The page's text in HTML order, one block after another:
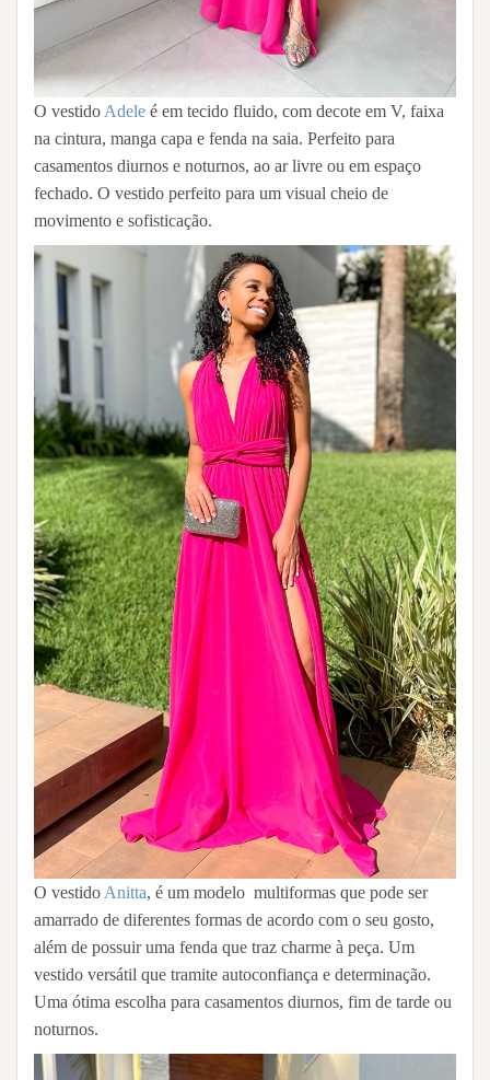
O vestido Adele é em tecido fluido, com decote em V, faixa
na cintura, manga capa e fenda na saia. Perfeito para
casamentos diurnos e noturnos, ao ar livre ou em espaço
fechado. O vestido perfeito para um visual cheio de
movimento e sofisticação.
O vestido Anitta, é um modelo multiformas que pode ser
amarrado de diferentes formas de acordo com o seu gosto,
além de possuir uma fenda que traz charme à peça. Um
vestido versátil que tramite autoconfiança e determinação.
Uma ótima escolha para casamentos diurnos, fim de tarde ou
noturnos.